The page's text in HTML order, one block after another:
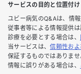
サービスの目的と位置付け
ユビー病気のQ&Aは、情
従事者等による情報提供は
診療を必要とする場合は、
当サービスは、信頼性お
保証するものではありませ
情報に誤りがある場合は、